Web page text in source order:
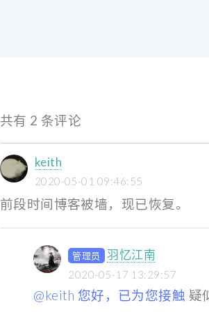
共有 2 条评论
keith
2020-05-01 09:46:55
前段时间博客被墙，现已恢复。
管理员 羽忆江南
2020-05-17 13:29:57
@keith 您好，已为您接触 疑